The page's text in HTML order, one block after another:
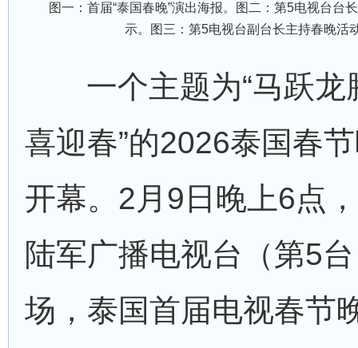
图一：首届“泰国春晚”演出海报。图二：第5电视台台
示。图三：第5电视台副台长主持春晚活
一个主题为“马跃龙
喜迎春”的2026泰国春
开幕。2月9日晚上6点
陆军广播电视台（第5
场，泰国首届电视春节